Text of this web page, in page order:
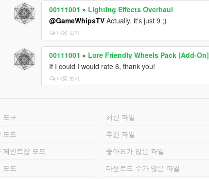
00111001 » Lighting Effects Overhaul
@GameWhipsTV Actually, it's just 9 ;)
내용 보기
00111001 » Lore Friendly Wheels Pack [Add-On]
If I could I would rate 6, thank you!
내용 보기
도구
모드
페인트잡 모드
모드
최신 파일
추천 파일
좋아요가 많은 파일
다운로드 수가 많은 파일